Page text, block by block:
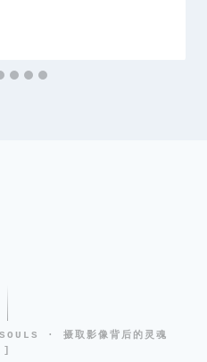
· 摄取影像背后的灵魂
]